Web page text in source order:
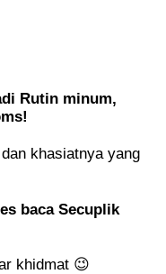
Rutin minum,
khasiatnya yang
baca Secuplik
khidmat 😉